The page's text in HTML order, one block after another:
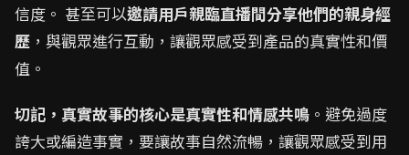
信度。 甚至可以邀請用戶親臨直播間分享他們的親身經
歷 ，與觀眾進行互動，讓觀眾感受到產品的真實性和價
值。
切記，真實故事的核心是真實性和情感共鳴 。避免過度
誇大或編造事實，要讓故事自然流暢，讓觀眾感受到用